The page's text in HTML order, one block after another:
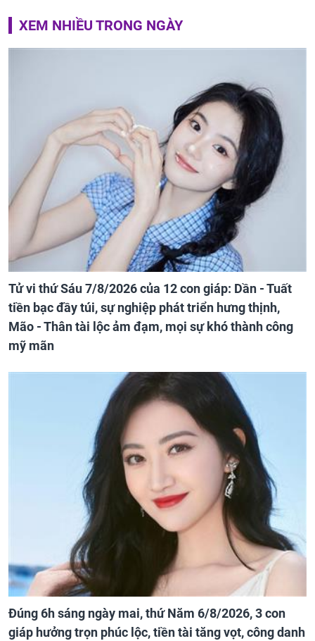
XEM NHIỀU TRONG NGÀY
Tử vi thứ Sáu 7/8/2026 của 12 con giáp: Dần - Tuất
tiền bạc đầy túi, sự nghiệp phát triển hưng thịnh,
Mão - Thân tài lộc ảm đạm, mọi sự khó thành công
mỹ mãn
Đúng 6h sáng ngày mai, thứ Năm 6/8/2026, 3 con
giáp hưởng trọn phúc lộc, tiền tài tăng vọt, công danh